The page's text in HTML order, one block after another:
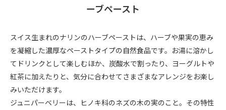
ーブペースト
スイス生まれのナリンのハーブペーストは、ハーブや果実の恵み
を凝縮した濃厚なペーストタイプの自然食品です。お湯に溶かし
てドリンクとして楽しむほか、炭酸水で割ったり、ヨーグルトや
紅茶に加えたりと、気分に合わせてさまざまなアレンジをお楽し
みいただけます。
ジュニパーベリーは、ヒノキ科のネズの木の実のこと。その特性